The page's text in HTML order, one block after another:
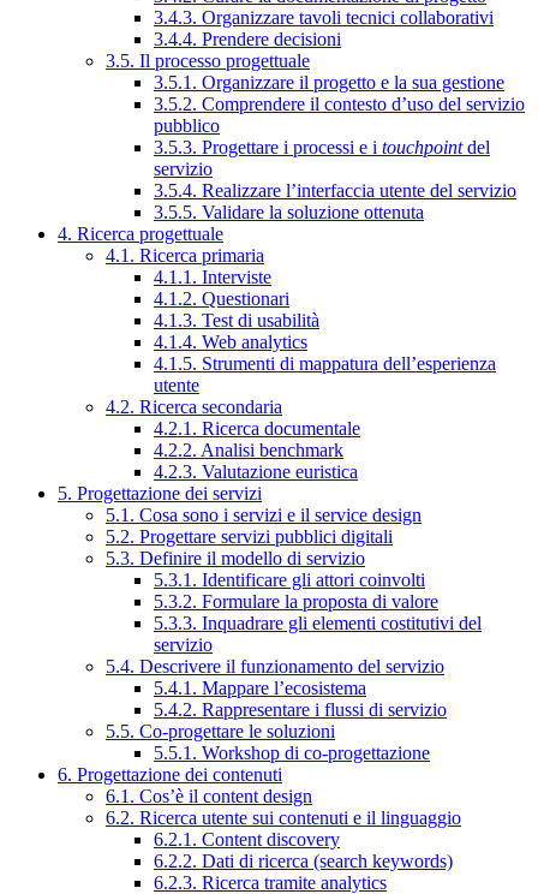
3.4.3. Organizzare tavoli tecnici collaborativi
3.4.4. Prendere decisioni
3.5. Il processo progettuale
3.5.1. Organizzare il progetto e la sua gestione
3.5.2. Comprendere il contesto d’uso del servizio
pubblico
3.5.3. Progettare i processi e i touchpointdel
servizio
3.5.4. Realizzare l’interfaccia utente del servizio
3.5.5. Validare la soluzione ottenuta
4. Ricerca progettuale
4.1. Ricerca primaria
4.1.1. Interviste
4.1.2. Questionari
4.1.3. Test di usabilità
4.1.4. Web analytics
4.1.5. Strumenti di mappatura dell’esperienza
utente
4.2. Ricerca secondaria
4.2.1. Ricerca documentale
4.2.2. Analisi benchmark
4.2.3. Valutazione euristica
5. Progettazione dei servizi
5.1. Cosa sono i servizi e il service design
5.2. Progettare servizi pubblici digitali
5.3. Definire il modello di servizio
5.3.1. Identificare gli attori coinvolti
5.3.2. Formulare la proposta di valore
5.3.3. Inquadrare gli elementi costitutivi del
servizio
5.4. Descrivere il funzionamento del servizio
5.4.1. Mappare l’ecosistema
5.4.2. Rappresentare i flussi di servizio
5.5. Co-progettare le soluzioni
5.5.1. Workshop di co-progettazione
6. Progettazione dei contenuti
6.1. Cos’è il content design
6.2. Ricerca utente sui contenuti e il linguaggio
6.2.1. Content discovery
6.2.2. Dati di ricerca (search keywords)
6.2.3. Ricerca tramite analytics